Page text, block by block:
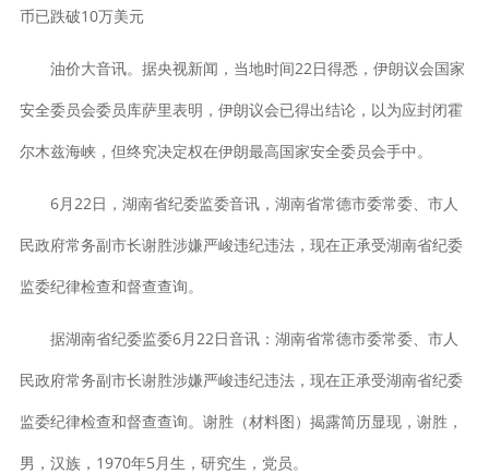
币已跌破10万美元
油价大音讯。据央视新闻，当地时间22日得悉，伊朗议会国家
安全委员会委员库萨里表明，伊朗议会已得出结论，以为应封闭霍
尔木兹海峡，但终究决定权在伊朗最高国家安全委员会手中。
6月22日，湖南省纪委监委音讯，湖南省常德市委常委、市人
民政府常务副市长谢胜涉嫌严峻违纪违法，现在正承受湖南省纪委
监委纪律检查和督查查询。
据湖南省纪委监委6月22日音讯：湖南省常德市委常委、市人
民政府常务副市长谢胜涉嫌严峻违纪违法，现在正承受湖南省纪委
监委纪律检查和督查查询。谢胜（材料图）揭露简历显现，谢胜，
男，汉族，1970年5月生，研究生，党员。